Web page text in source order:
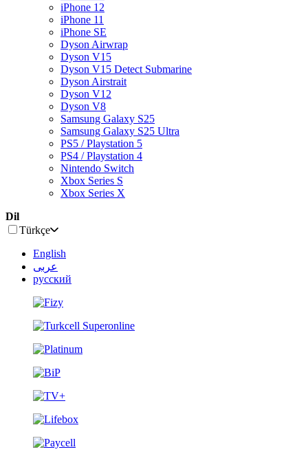
iPhone 12
iPhone 11
iPhone SE
Dyson Airwrap
Dyson V15
Dyson V15 Detect Submarine
Dyson Airstrait
Dyson V12
Dyson V8
Samsung Galaxy S25
Samsung Galaxy S25 Ultra
PS5 / Playstation 5
PS4 / Playstation 4
Nintendo Switch
Xbox Series S
Xbox Series X
Dil
Türkçe
English
عربى
русский